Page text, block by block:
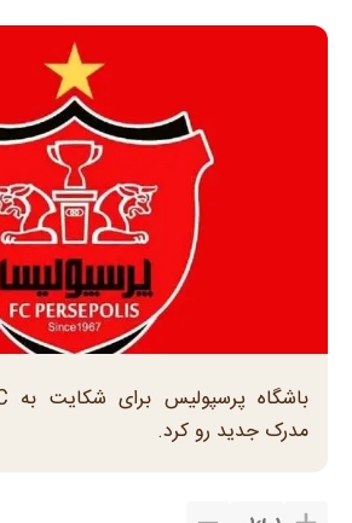
مدرک جدید رو کرد.